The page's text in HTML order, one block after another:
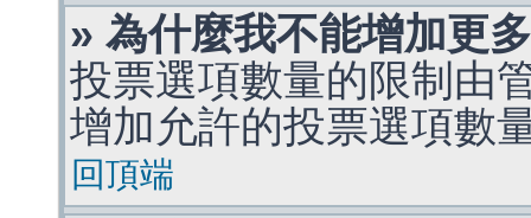
» 為什麼我不能增加更
投票選項數量的限制由
增加允許的投票選項數
回頂端